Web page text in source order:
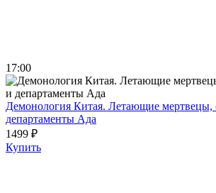
17:00
Демонология Китая. Летающие мертвецы,
департаменты Ада
1499 ₽
Купить